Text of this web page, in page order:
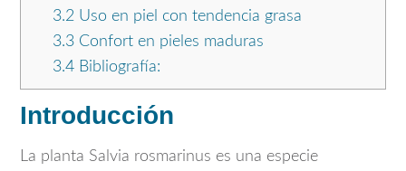
3.2 Uso en piel con tendencia grasa
3.3Confort en pieles maduras
3.4Bibliografía:
Introducción
La planta Salvia rosmarinus es una especie